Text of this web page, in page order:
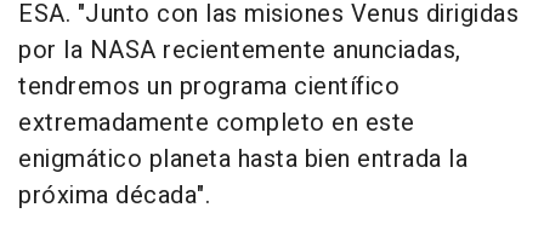
ESA. "Junto con las misiones Venus dirigidas
por la NASA recientemente anunciadas,
tendremos un programa científico
extremadamente completo en este
enigmático planeta hasta bien entrada la
próxima década".